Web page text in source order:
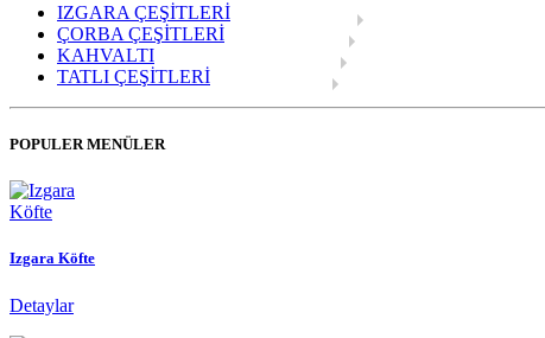
IZGARA ÇEŞİTLERİ
ÇORBA ÇEŞİTLERİ
KAHVALTI
TATLI ÇEŞİTLERİ
POPULER MENÜLER
Izgara Köfte
Detaylar